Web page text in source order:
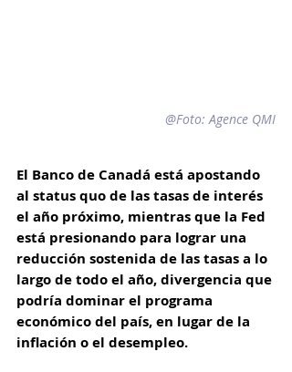
@Foto: Agence QMI
El Banco de Canadá está apostando
al status quo de las tasas de interés
el año próximo, mientras que la Fed
está presionando para lograr una
reducción sostenida de las tasas a lo
largo de todo el año, divergencia que
podría dominar el programa
económico del país, en lugar de la
inflación o el desempleo.